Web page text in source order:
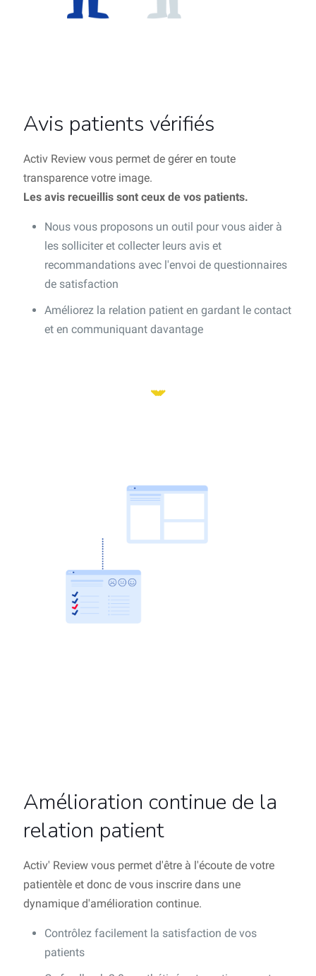
Avis patients vérifiés
Activ Review vous permet de gérer en toute
transparence votre image.
Les avis recueillis sont ceux de vos patients.
Nous vous proposons un outil pour vous aider à
les solliciter et collecter leurs avis et
recommandations avec l'envoi de questionnaires
de satisfaction
Améliorez la relation patient en gardant le contact
et en communiquant davantage
Amélioration continue de la
relation patient
Activ' Review vous permet d'être à l'écoute de votre
patientèle et donc de vous inscrire dans une
dynamique d'amélioration continue.
Contrôlez facilement la satisfaction de vos
patients